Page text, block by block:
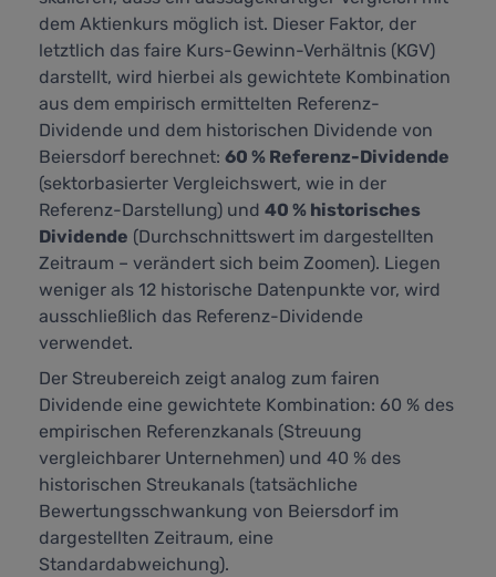
dem Aktienkurs möglich ist. Dieser Faktor, der
letztlich das faire Kurs-Gewinn-Verhältnis (KGV)
darstellt, wird hierbei als gewichtete Kombination
aus dem empirisch ermittelten Referenz-
Dividende und dem historischen Dividende von
Beiersdorf berechnet: 60 % Referenz-Dividende
(sektorbasierter Vergleichswert, wie in der
Referenz-Darstellung) und 40 % historisches
Dividende (Durchschnittswert im dargestellten
Zeitraum – verändert sich beim Zoomen). Liegen
weniger als 12 historische Datenpunkte vor, wird
ausschließlich das Referenz-Dividende
verwendet.
Der Streubereich zeigt analog zum fairen
Dividende eine gewichtete Kombination: 60 % des
empirischen Referenzkanals (Streuung
vergleichbarer Unternehmen) und 40 % des
historischen Streukanals (tatsächliche
Bewertungsschwankung von Beiersdorf im
dargestellten Zeitraum, eine
Standardabweichung).